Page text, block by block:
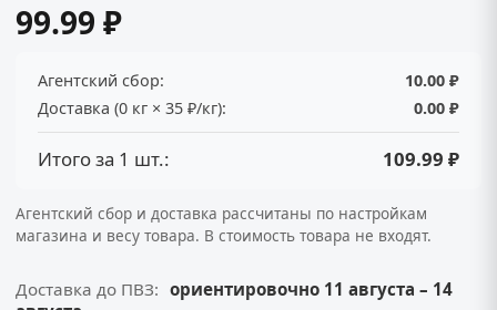
99.99 ₽
Агентский сбор:
10.00 ₽
Доставка (0 кг × 35 ₽/кг):
0.00 ₽
Итого за 1 шт.: 109.99 ₽
Агентский сбор и доставка рассчитаны по настройкам
магазина и весу товара. В стоимость товара не входят.
Доставка до ПВЗ: ориентировочно 11 августа – 14